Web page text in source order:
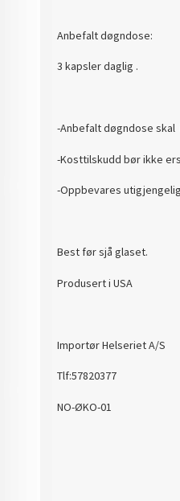
Anbefalt døgndose:
3 kapsler daglig .
-Anbefalt døgndose
-Kosttilskudd bør ikke
-Oppbevares
Best før sjå glaset.
Produsert i USA
Importør Helseriet A/S
Tlf:57820377
NO-ØKO-01